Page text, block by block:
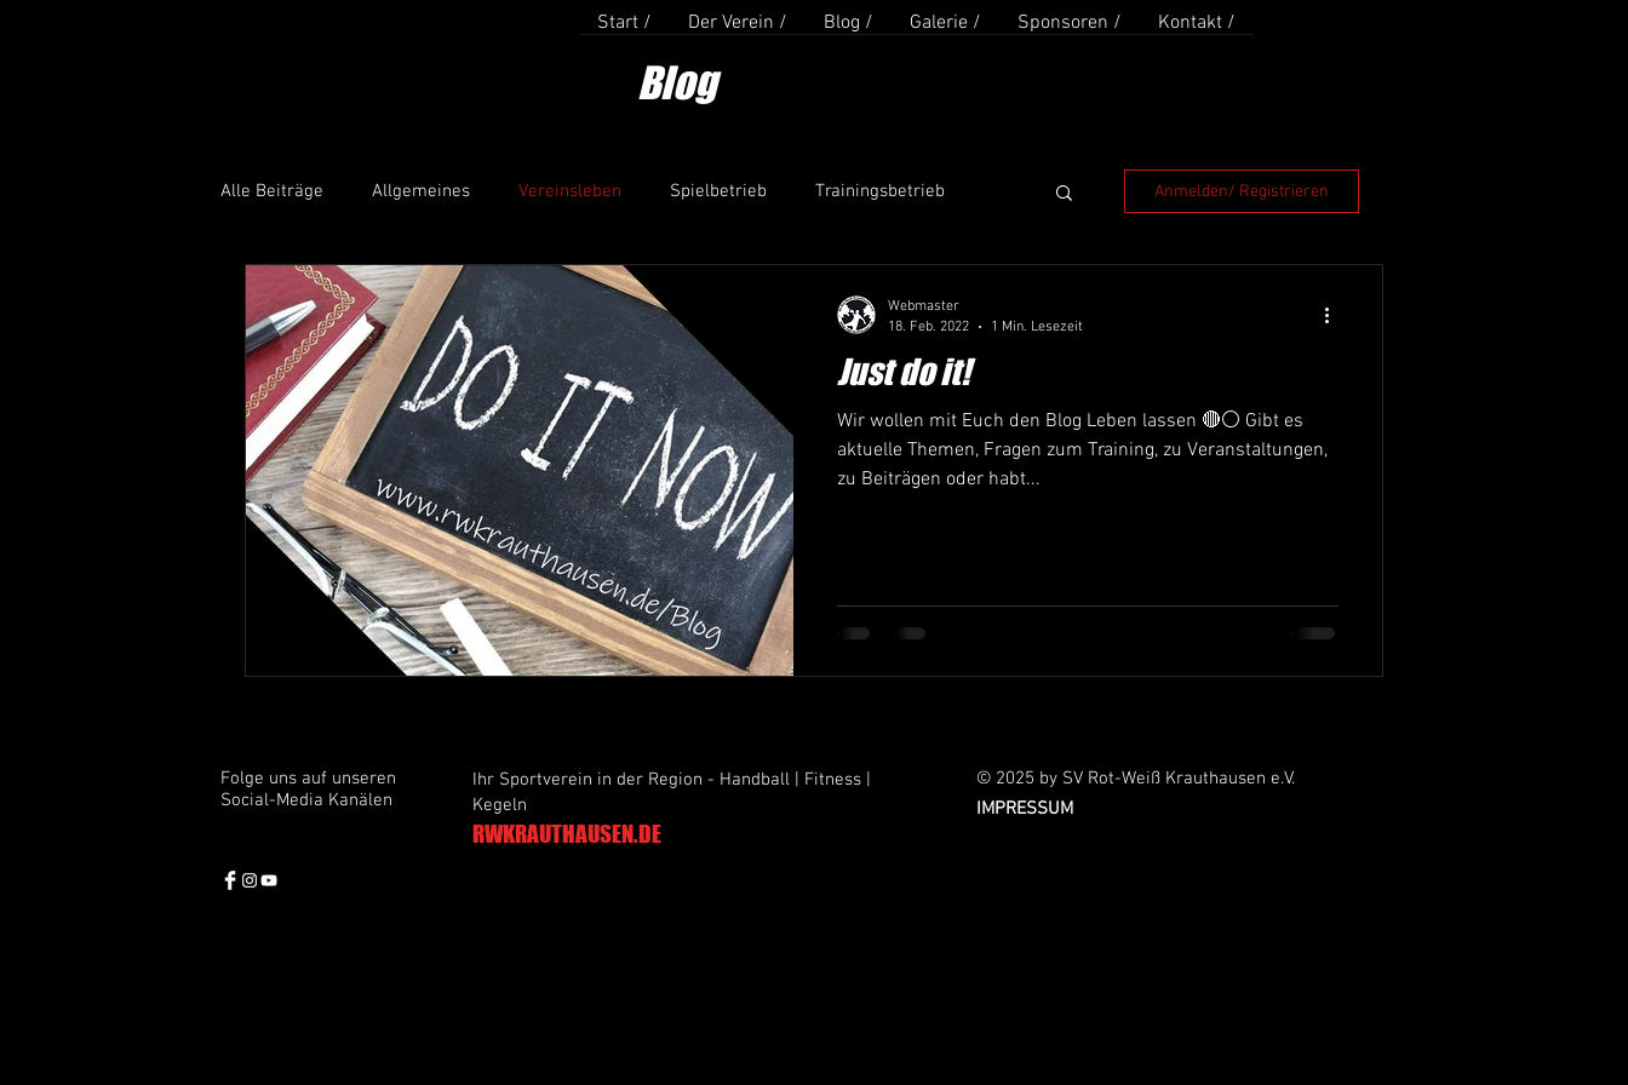
Start / Der Verein / Blog / Galerie / Sponsoren / Kontakt /
Blog
Alle Beiträge Allgemeines Vereinsleben Spielbetrieb Trainingsbetrieb Anmelden/ Registrieren
Just do it!
Wir wollen mit Euch den Blog Leben lassen 🔴⚪ Gibt es
aktuelle Themen, Fragen zum Training, zu Veranstaltungen,
zu Beiträgen oder habt...
Webmaster
18. Feb. 2022
1 Min. Lesezeit
Folge uns auf unseren
Social-Media Kanälen
Ihr Sportverein in der Region - Handball | Fitness |
Kegeln
RWKRAUTHAUSEN.DE
© 2025 by SV Rot-Weiß Krauthausen e.V.
IMPRESSUM